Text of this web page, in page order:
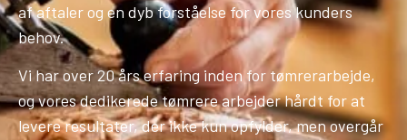
af aftaler og en dyb forståelse for vores kunders
behov.
Vi har over 20 års erfaring inden for tømrerarbejde,
og vores dedikerede tømrere arbejder hårdt for at
levere resultater, der ikke kun opfylder, men overgår